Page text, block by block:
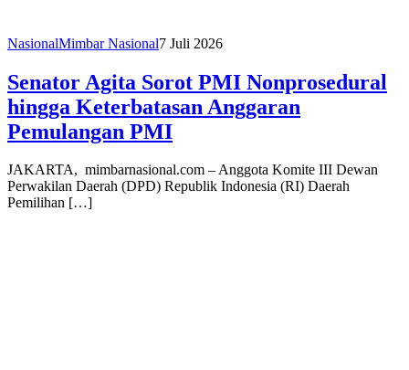
NasionalMimbar Nasional7 Juli 2026
Senator Agita Sorot PMI Nonprosedural
hingga Keterbatasan Anggaran
Pemulangan PMI
JAKARTA, mimbarnasional.com – Anggota Komite III Dewan
Perwakilan Daerah (DPD) Republik Indonesia (RI) Daerah
Pemilihan […]